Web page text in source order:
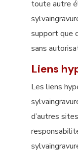
toute autre
support que
sans
Liens
Les liens
d’autres